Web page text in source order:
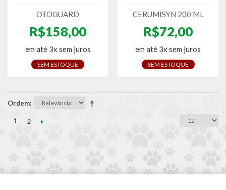
OTOGUARD
R$158,00
em até 3x sem juros
SEM ESTOQUE
CERUMISYN 200 ML
R$72,00
em até 3x sem juros
SEM ESTOQUE
Ordem
1 2